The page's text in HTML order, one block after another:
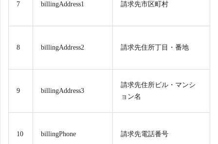
7 billingAddress1 請求先市区町村
8 billingAddress2 請求先住所丁目・番地
9 billingAddress3
請求先住所ビル・マンシ
ョン名
10 billingPhone 請求先電話番号